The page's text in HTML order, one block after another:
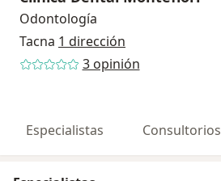
Odontología
Tacna 1 dirección
3 opinión
Especialistas Consultorios